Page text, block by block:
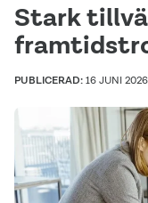
Stark
PUBLICERAD:16 JUNI 2026